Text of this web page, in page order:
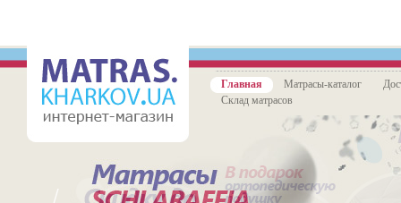
Главная Матрасы-каталог
Склад матрасов